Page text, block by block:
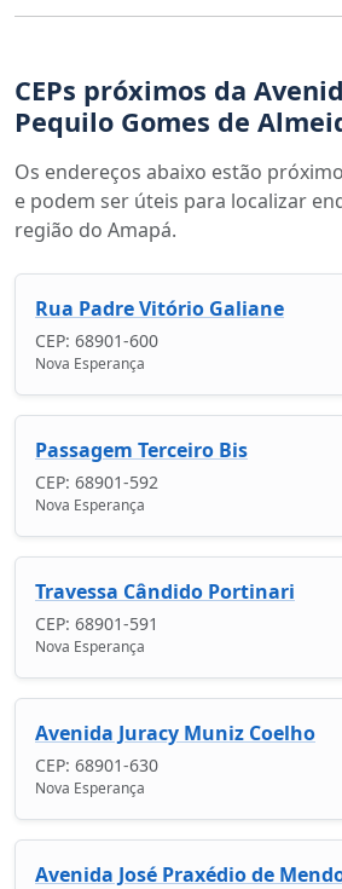
CEPs próximos da
Pequilo Gomes de
Os endereços abaixo estão
e podem ser úteis para localizar
região do Amapá.
Rua Padre Vitório Galiane
CEP: 68901-600
Nova Esperança
Passagem Terceiro Bis
CEP: 68901-592
Nova Esperança
Travessa Cândido Portinari
CEP: 68901-591
Nova Esperança
Avenida Juracy Muniz Coelho
CEP: 68901-630
Nova Esperança
Avenida José Praxédio de